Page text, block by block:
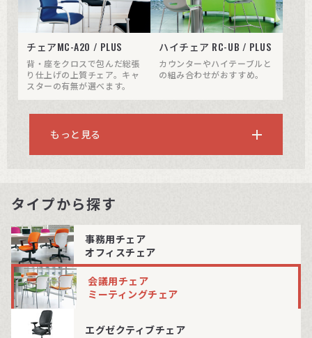
チェアMC-A20 / PLUS
背・座をクロスで包んだ総張
り仕上げの上質チェア。キャ
スターの有無が選べます。
ハイチェア RC-UB / PLUS
カウンターやハイテーブルと
の組み合わせがおすすめ。
もっと見る
タイプから探す
事務用チェア
オフィスチェア
会議用チェア
ミーティングチェア
エグゼクティブチェア